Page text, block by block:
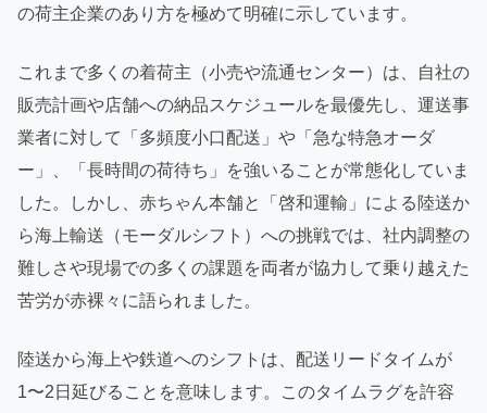
の荷主企業のあり方を極めて明確に示しています。
これまで多くの着荷主（小売や流通センター）は、自社の
販売計画や店舗への納品スケジュールを最優先し、運送事
業者に対して「多頻度小口配送」や「急な特急オーダ
ー」、「長時間の荷待ち」を強いることが常態化していま
した。しかし、赤ちゃん本舗と「啓和運輸」による陸送か
ら海上輸送（モーダルシフト）への挑戦では、社内調整の
難しさや現場での多くの課題を両者が協力して乗り越えた
苦労が赤裸々に語られました。
陸送から海上や鉄道へのシフトは、配送リードタイムが
1〜2日延びることを意味します。このタイムラグを許容